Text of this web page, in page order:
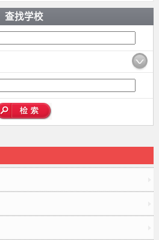
查找学校